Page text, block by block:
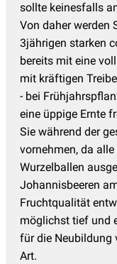
sollte keinesfalls
Von daher werden
3jährigen starken
bereits mit eine
mit kräftigen
- bei
eine üppige Ernte
Sie während der
vornehmen, da
Wurzelballen
Johannisbeeren
Fruchtqualität
möglichst tief und
für die Neubildung
Art.